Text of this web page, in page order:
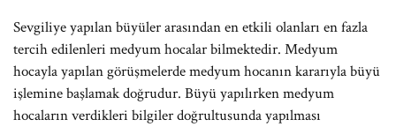
Sevgiliye yapılan büyüler arasından en etkili olanları en fazla
tercih edilenleri medyum hocalar bilmektedir. Medyum
hocayla yapılan görüşmelerde medyum hocanın kararıyla büyü
işlemine başlamak doğrudur. Büyü yapılırken medyum
hocaların verdikleri bilgiler doğrultusunda yapılması